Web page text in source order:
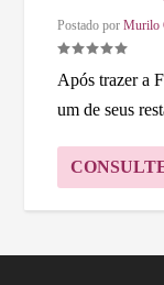
Postado porMurilo
Após trazer a
um de seus